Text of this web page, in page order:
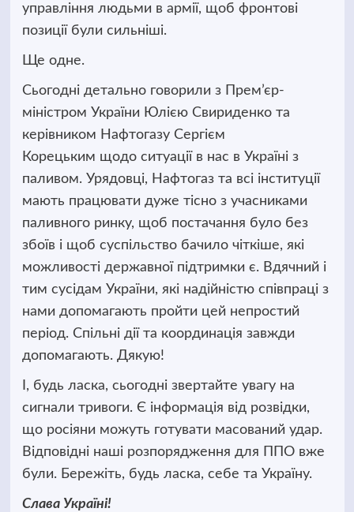
управління людьми в армії, щоб фронтові
позиції були сильніші.
Ще одне.
Сьогодні детально говорили з Прем’єр-
міністром України Юлією Свириденко та
керівником Нафтогазу Сергієм
Корецьким щодо ситуації в нас в Україні з
паливом. Урядовці, Нафтогаз та всі інституції
мають працювати дуже тісно з учасниками
паливного ринку, щоб постачання було без
збоїв і щоб суспільство бачило чіткіше, які
можливості державної підтримки є. Вдячний і
тим сусідам України, які надійністю співпраці з
нами допомагають пройти цей непростий
період. Спільні дії та координація завжди
допомагають. Дякую!
І, будь ласка, сьогодні звертайте увагу на
сигнали тривоги. Є інформація від розвідки,
що росіяни можуть готувати масований удар.
Відповідні наші розпорядження для ППО вже
були. Бережіть, будь ласка, себе та Україну.
Слава Україні!